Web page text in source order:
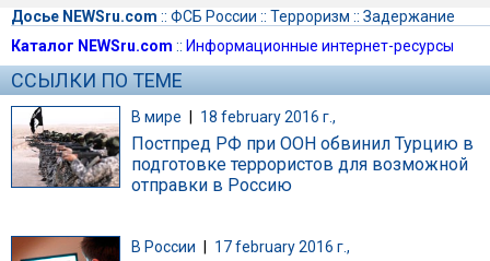
Досье NEWSru.com :: ФСБ России :: Терроризм :: Задержание
Каталог NEWSru.com :: Информационные интернет-ресурсы
ССЫЛКИ ПО ТЕМЕ
В мире | 18 february 2016 г.,
Постпред РФ при ООН обвинил Турцию в
подготовке террористов для возможной
отправки в Россию
В России 17 february 2016 г.,